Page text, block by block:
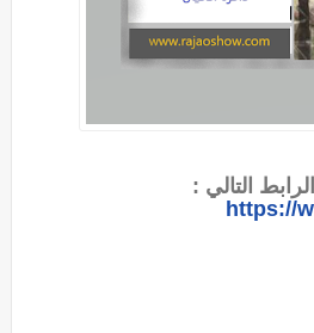
التالي :
https://